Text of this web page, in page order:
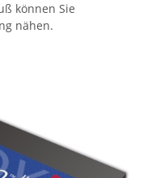
können Sie
nähen.